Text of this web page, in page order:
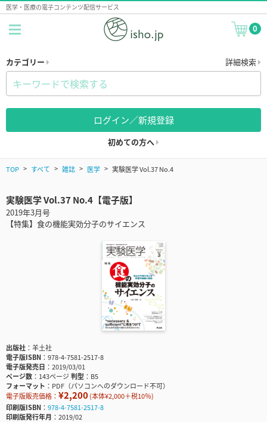
医学・医療の電子コンテンツ配信サービス
0
カテゴリー 詳細検索
ログイン／新規登録
初めての方へ
TOP すべて 雑誌 医学 実験医学 Vol.37 No.4
実験医学 Vol.37 No.4【電子版】
2019年3月号
【特集】食の機能実効分子のサイエンス
出版社
羊土社
電子版ISBN
978-4-7581-2517-8
電子版発売日
2019/03/01
ページ数
143ページ判型
B5
フォーマット
PDF（パソコンへのダウンロード不可）
電子版販売価格： ¥2,200(本体¥2,000＋税10％)
印刷版ISBN
978-4-7581-2517-8
印刷版発行年月
2019/02